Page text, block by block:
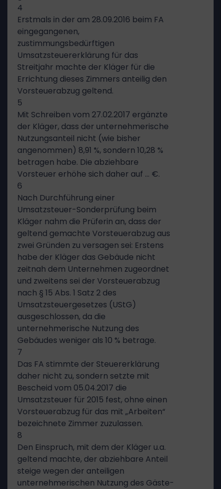
4
Erstmals in der am 28.09.2016 beim FA
eingegangenen,
zustimmungsbedürftigen
Umsatzsteuererklärung für das
Streitjahr machte der Kläger für die
Errichtung dieses Zimmers anteilig den
Vorsteuerabzug geltend.
5
Mit Schreiben vom 27.02.2017 ergänzte
der Kläger, dass der unternehmerische
Nutzungsanteil nicht (wie bisher
angenommen) 8,91 %, sondern 10,28 %
betragen habe. Die abziehbare
Vorsteuer erhöhe sich daher auf … €.
6
Nach Durchführung einer
Umsatzsteuer-Sonderprüfung beim
Kläger nahm die Prüferin an, dass der
geltend gemachte Vorsteuerabzug aus
zwei Gründen zu versagen sei: Erstens
habe der Kläger das Gebäude nicht
zeitnah dem Unternehmen zugeordnet
und zweitens sei der Vorsteuerabzug
nach § 15 Abs. 1 Satz 2 des
Umsatzsteuergesetzes (UStG)
ausgeschlossen, da die
unternehmerische Nutzung des
Gebäudes weniger als 10 % betrage.
7
Das FA stimmte der Steuererklärung
daher nicht zu, sondern setzte mit
Bescheid vom 05.04.2017 die
Umsatzsteuer für 2015 fest, ohne einen
Vorsteuerabzug für das mit „Arbeiten“
bezeichnete Zimmer zuzulassen.
8
Den Einspruch, mit dem der Kläger u.a.
geltend machte, der abziehbare Anteil
steige wegen der anteiligen
unternehmerischen Nutzung des Gäste-